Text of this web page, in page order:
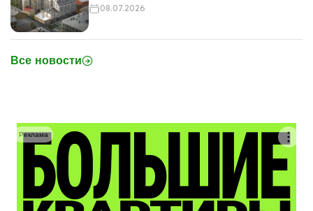
08.07.2026
Все новости
Реклама